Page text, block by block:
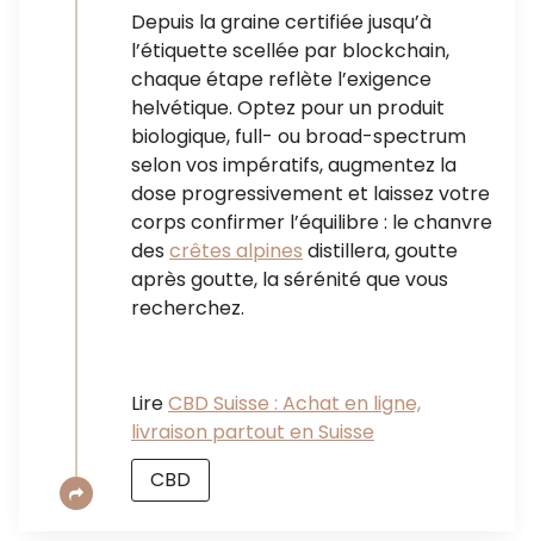
Depuis la graine certifiée jusqu’à
l’étiquette scellée par blockchain,
chaque étape reflète l’exigence
helvétique. Optez pour un produit
biologique, full- ou broad-spectrum
selon vos impératifs, augmentez la
dose progressivement et laissez votre
corps confirmer l’équilibre : le chanvre
des crêtes alpines distillera, goutte
après goutte, la sérénité que vous
recherchez.
LireCBD Suisse : Achat en ligne,
livraison partout en Suisse
CBD